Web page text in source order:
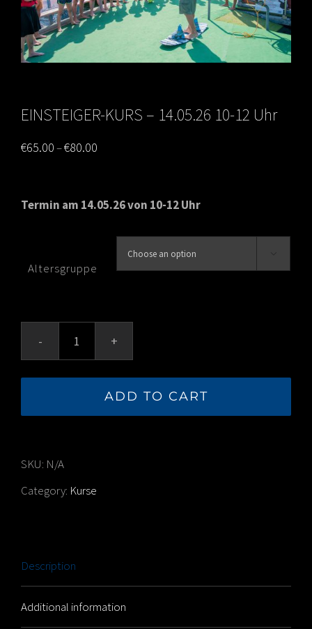
EINSTEIGER-KURS – 14.05.26 10-12 Uhr
€65.00–€80.00
€65.00
Termin am 14.05.26 von 10-12 Uhr
Altersgruppe
KURS
12
ADD TO CART
SKU: N/A
Category: Kurse
Description
Additional information